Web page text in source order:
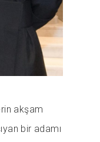
akşam
bir adamı